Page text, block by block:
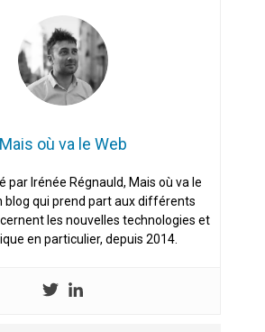
Seine-et-Marne, le projet de
IA doit sortir des
: « On impose et copie
gigantisme états-unien »
vaste blague du macronisme
spatial
Mais où va le Web
par Irénée Régnauld, Mais où va le
blog qui prend part aux différents
les nouvelles technologies et
en particulier, depuis 2014.